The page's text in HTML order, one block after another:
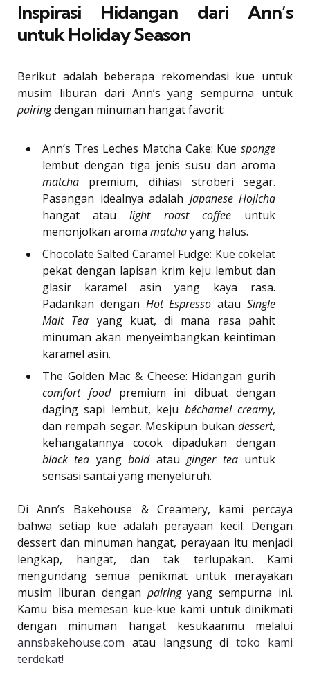
Inspirasi Hidangan dari Ann’s
untuk Holiday Season
Berikut adalah beberapa rekomendasi kue untuk
musim liburan dari Ann’s yang sempurna untuk
pairingdengan minuman hangat favorit:
Ann’s Tres Leches Matcha Cake: Kue sponge
lembut dengan tiga jenis susu dan aroma
matcha premium, dihiasi stroberi segar.
Pasangan idealnya adalah Japanese Hojicha
hangat ataulight roast coffeeuntuk
menonjolkan aroma matchayang halus.
Chocolate Salted Caramel Fudge: Kue cokelat
pekat dengan lapisan krim keju lembut dan
glasir karamel asin yang kaya rasa.
Padankan dengan Hot Espresso atauSingle
Malt Tea yang kuat, di mana rasa pahit
minuman akan menyeimbangkan keintiman
karamel asin.
The Golden Mac & Cheese: Hidangan gurih
comfort foodpremium ini dibuat dengan
daging sapi lembut, keju béchamel creamy,
dan rempah segar. Meskipun bukan dessert,
kehangatannya cocok dipadukan dengan
black tea yangboldatauginger teauntuk
sensasi santai yang menyeluruh.
Di Ann’s Bakehouse & Creamery, kami percaya
bahwa setiap kue adalah perayaan kecil. Dengan
dessert dan minuman hangat, perayaan itu menjadi
lengkap, hangat, dan tak terlupakan. Kami
mengundang semua penikmat untuk merayakan
musim liburan dengan pairingyang sempurna ini.
Kamu bisa memesan kue-kue kami untuk dinikmati
dengan minuman hangat kesukaanmu melalui
annsbakehouse.com atau langsung di toko kami
terdekat!